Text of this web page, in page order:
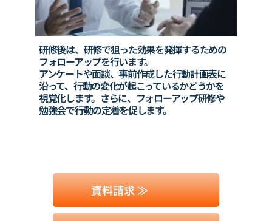
研修後は、研修で狙った効果を発揮するための
フォローアップを行います。
アンケートや面談、事前作成した行動計画表に
沿って、行動の変化が起こっているかどうかを
視覚化します。 さらに、 フォローアップ研修や
勉強会で行動の定着を促します。
資料請求 ≫